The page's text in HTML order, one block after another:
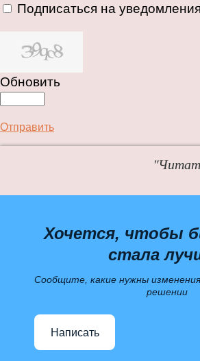
Подписаться на
Обновить
Отправить
Хочется, чтобы
стала
Сообщите, какие нужны
решении
Написать